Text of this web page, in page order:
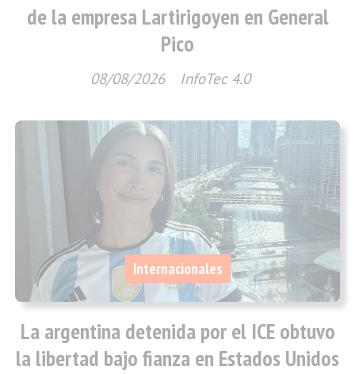
de la empresa Lartirigoyen en General
Pico
InfoTec 4.0
08/08/2026
La argentina detenida por el ICE obtuvo
la libertad bajo fianza en Estados Unidos
Internacionales